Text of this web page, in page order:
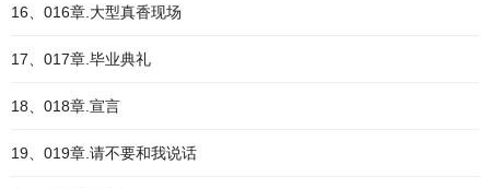
16、016章.大型真香现场
17、017章.毕业典礼
18、018章.宣言
19、019章.请不要和我说话